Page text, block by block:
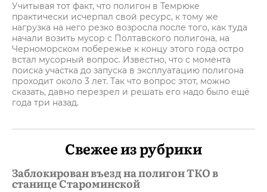
Учитывая тот факт, что полигон в Темрюке
практически исчерпал свой ресурс, к тому же
нагрузка на него резко возросла после того, как туда
начали возить мусор с Полтавского полигона, на
Черноморском побережье к концу этого года остро
встал мусорный вопрос. Известно, что с момента
поиска участка до запуска в эксплуатацию полигона
проходит около 3 лет. Так что вопрос этот, можно
сказать, давно перезрел и решать его надо было ещё
года три назад.
Свежее из рубрики
Заблокирован въезд на полигон ТКО в
станице Староминской